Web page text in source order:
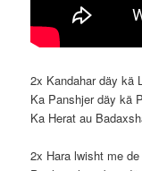
2x Kandahar däy kä
Ka Panshjer däy kä
Ka Herat au
2x Hara lwisht me